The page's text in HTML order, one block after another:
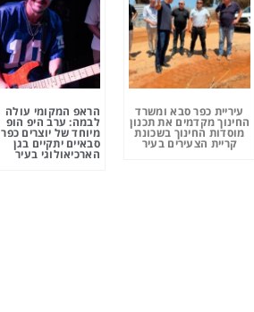
עיריית כפר סבא ומשרד
החינוך מקדמים את תכנון
מוסדות החינוך בשכונת
קריית הצעירים בעיר
הראפ המקומי עולה
לבמה: ערב היפ הופ
מיוחד של יוצרים כפר
סבאיים יתקיים בגן
הארכיאולוגי בעיר